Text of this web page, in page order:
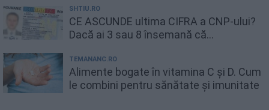
SHTIU.RO
CE ASCUNDE ultima CIFRA a CNP-ului?
Dacă ai 3 sau 8 însemană că...
TEMANANC.RO
Alimente bogate în vitamina C și D. Cum
le combini pentru sănătate și imunitate